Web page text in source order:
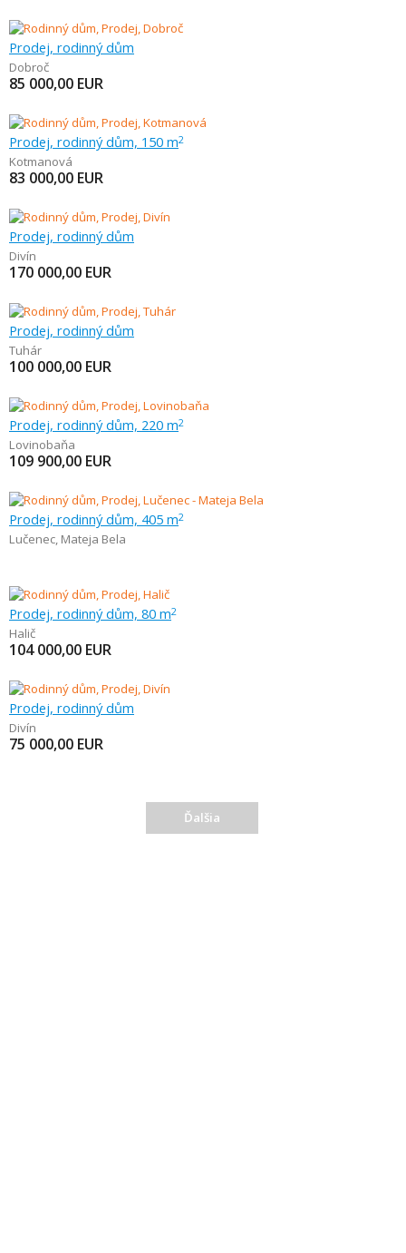
Prodej, rodinný dům
Dobroč
85 000,00 EUR
Prodej, rodinný dům, 150 m2
Kotmanová
83 000,00 EUR
Prodej, rodinný dům
Divín
170 000,00 EUR
Prodej, rodinný dům
Tuhár
100 000,00 EUR
Prodej, rodinný dům, 220 m2
Lovinobaňa
109 900,00 EUR
Prodej, rodinný dům, 405 m2
Lučenec, Mateja Bela
Prodej, rodinný dům, 80 m2
Halič
104 000,00 EUR
Prodej, rodinný dům
Divín
75 000,00 EUR
Ďalšia